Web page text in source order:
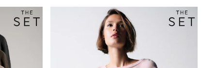
Trainers & Pumps
Swimwear
Tops